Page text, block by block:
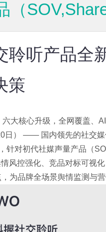
（
聆听产品全
策
大核心升级，全网覆盖、
日） —— 国内领先的社交媒
针对初代社媒声量产品（
风控强化、竞品对标可视
为品牌全场景舆情监测与